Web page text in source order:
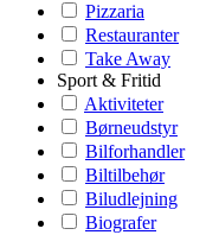
Pizzaria
Restauranter
Take Away
Sport & Fritid
Aktiviteter
Børneudstyr
Bilforhandler
Biltilbehør
Biludlejning
Biografer